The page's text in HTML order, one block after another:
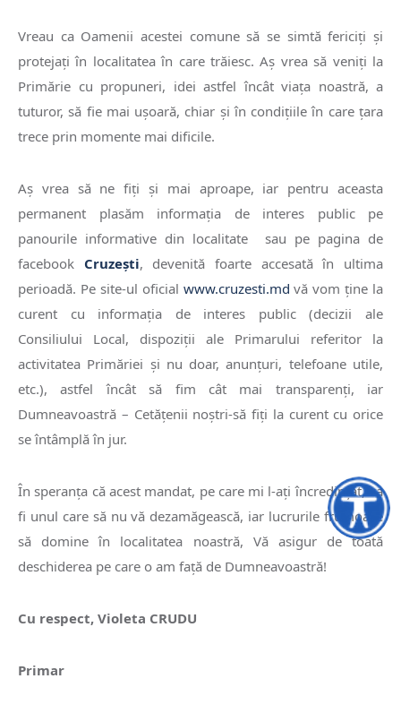
Vreau ca Oamenii acestei comune să se simtă fericiţi şi
protejaţi în localitatea în care trăiesc. Aş vrea să veniţi la
Primărie cu propuneri, idei astfel încât viaţa noastră, a
tuturor, să fie mai uşoară, chiar şi în condiţiile în care ţara
trece prin momente mai dificile.
Aş vrea să ne fiţi şi mai aproape, iar pentru aceasta
permanent plasăm informaţia de interes public pe
panourile informative din localitate sau pe pagina de
facebook Cruzeşti, devenită foarte accesată în ultima
perioadă. Pe site-ul oficial www.cruzesti.md vă vom ţine la
curent cu informaţia de interes public (decizii ale
Consiliului Local, dispoziţii ale Primarului referitor la
activitatea Primăriei şi nu doar, anunţuri, telefoane utile,
etc.), astfel încât să fim cât mai transparenţi, iar
Dumneavoastră – Cetăţenii noştri-să fiţi la curent cu orice
se întâmplă în jur.
În speranţa că acest mandat, pe care mi l-aţi încredinţat, va
fi unul care să nu vă dezamăgească, iar lucrurile frumoase
să domine în localitatea noastră, Vă asigur de toată
deschiderea pe care o am faţă de Dumneavoastră!
Cu respect, Violeta CRUDU
Primar